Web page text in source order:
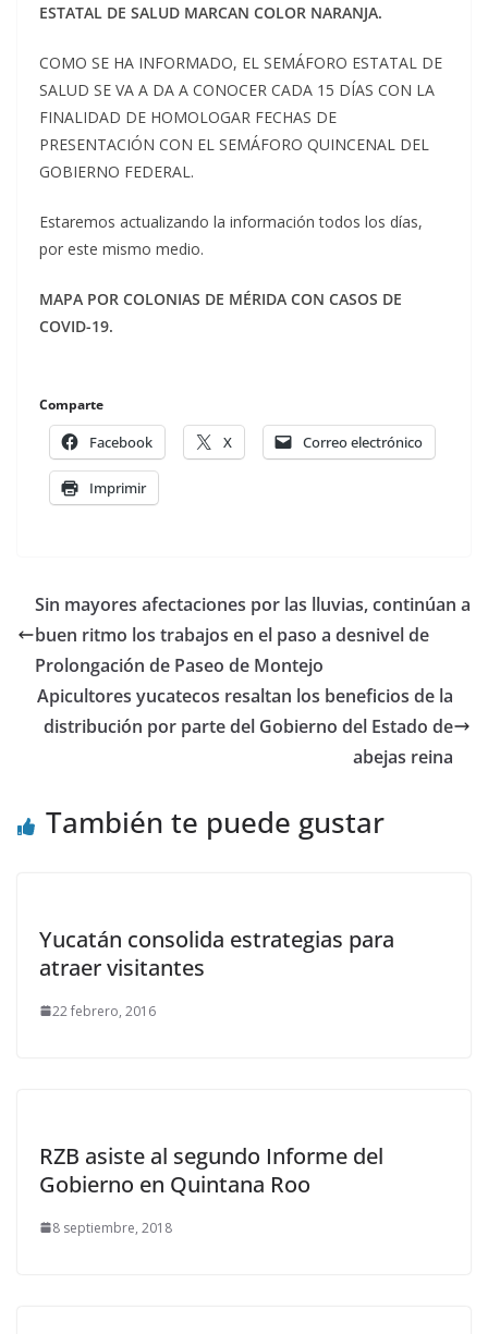
ESTATAL DE SALUD MARCAN COLOR NARANJA.
COMO SE HA INFORMADO, EL SEMÁFORO ESTATAL DE
SALUD SE VA A DA A CONOCER CADA 15 DÍAS CON LA
FINALIDAD DE HOMOLOGAR FECHAS DE
PRESENTACIÓN CON EL SEMÁFORO QUINCENAL DEL
GOBIERNO FEDERAL.
Estaremos actualizando la información todos los días,
por este mismo medio.
MAPA POR COLONIAS DE MÉRIDA CON CASOS DE
COVID-19.
Comparte
Facebook X Correo electrónico
Imprimir
Sin mayores afectaciones por las lluvias, continúan a
buen ritmo los trabajos en el paso a desnivel de
Prolongación de Paseo de Montejo
Apicultores yucatecos resaltan los beneficios de la
distribución por parte del Gobierno del Estado de
abejas reina
También te puede gustar
Yucatán consolida estrategias para
atraer visitantes
22 febrero, 2016
RZB asiste al segundo Informe del
Gobierno en Quintana Roo
8 septiembre, 2018